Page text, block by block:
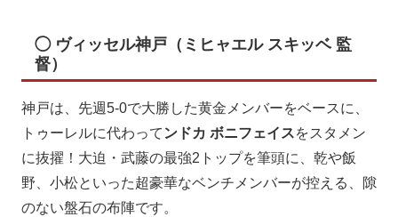
◯ ヴィッセル神戸（ミヒャエル スキッベ 監
督）
神戸は、先週5-0で大勝した黄金メンバーをベースに、
トゥーレルに代わって ンドカ ボニフェイスをスタメン
に抜擢！大迫・武藤の最強2トップを筆頭に、乾や飯
野、小松といった超豪華なベンチメンバーが控える、隙
のない盤石の布陣です。